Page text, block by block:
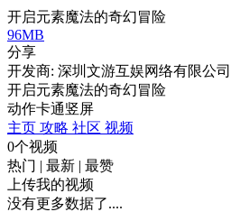
开启元素魔法的奇幻冒险
96MB
分享
开发商: 深圳文游互娱网络有限公司
开启元素魔法的奇幻冒险
动作卡通竖屏
主页 攻略 社区 视频
0个视频
热门 | 最新 | 最赞
上传我的视频
没有更多数据了....